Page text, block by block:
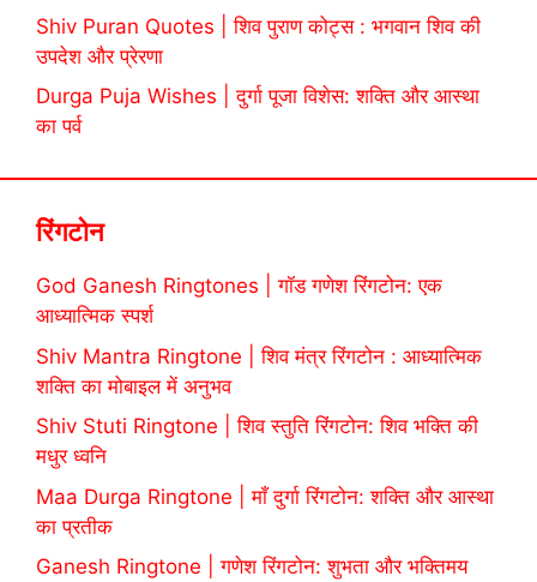
Shiv Puran Quotes | शिव पुराण कोट्स : भगवान शिव की
उपदेश और प्रेरणा
Durga Puja Wishes | दुर्गा पूजा विशेस: शक्ति और आस्था
का पर्व
रिंगटोन
God Ganesh Ringtones | गॉड गणेश रिंगटोन: एक
आध्यात्मिक स्पर्श
Shiv Mantra Ringtone | शिव मंत्र रिंगटोन : आध्यात्मिक
शक्ति का मोबाइल में अनुभव
Shiv Stuti Ringtone | शिव स्तुति रिंगटोन: शिव भक्ति की
मधुर ध्वनि
Maa Durga Ringtone | माँ दुर्गा रिंगटोन: शक्ति और आस्था
का प्रतीक
Ganesh Ringtone | गणेश रिंगटोन: शुभता और भक्तिमय